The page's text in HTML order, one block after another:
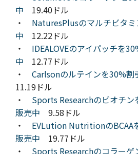
中 19.40ドル
・ NaturesPlusのマルチビタ
中 12.22ドル
・ IDEALOVEのアイパッチを
中 12.77ドル
・ Carlsonのルテインを30%割
11.19ドル
・ Sports Researchのビオチ
販売中 9.58ドル
・ EVLution NutritionのBCAA
販売中 19.77ドル
・ Sports Researchのコラーゲ